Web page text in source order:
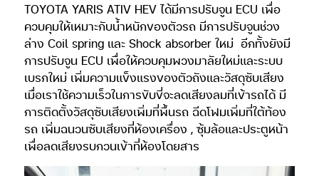
TOYOTA YARIS ATIV HEV ได้มีการปรับจูน ECU เพื่อ
ควบคุมให้เหมาะกับน้ำหนักของตัวรถ มีการปรับจูนช่วง
ล่าง Coil spring และ Shock absorber ใหม่ อีกทั้งยังมี
การปรับจูน ECU เพื่อให้ควบคุมพวงมาลัยใหม่และระบบ
เบรกใหม่ เพิ่มความแข็งแรงของตัวถังและวัสดุซับเสียง
เมื่อเราใช้ความเร็วในการขับขี่จะลดเสียงลมที่เข้ารถได้ มี
การติดตั้งวัสดุซับเสียงเพิ่มที่พื้นรถ ฉีดโฟมเพิ่มที่ใต้ท้อง
รถ เพิ่มฉนวนซับเสียงที่ห้องเครื่อง , ซุ้มล้อและประตูหน้า
เพื่อลดเสียงรบกวนเข้าที่ห้องโดยสาร